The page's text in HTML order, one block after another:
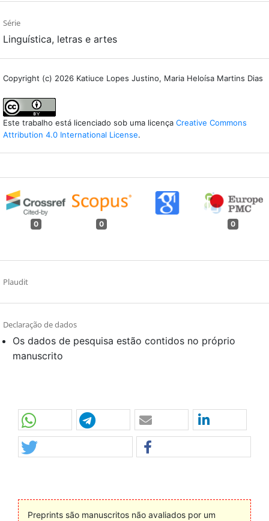
Série
Linguística, letras e artes
Copyright (c) 2026 Katiuce Lopes Justino, Maria Heloísa Martins Dias
Este trabalho está licenciado sob uma licença Creative Commons
Attribution 4.0 International License.
0 0 0
Plaudit
Declaração de dados
Os dados de pesquisa estão contidos no próprio
manuscrito
Preprints são manuscritos não avaliados por um